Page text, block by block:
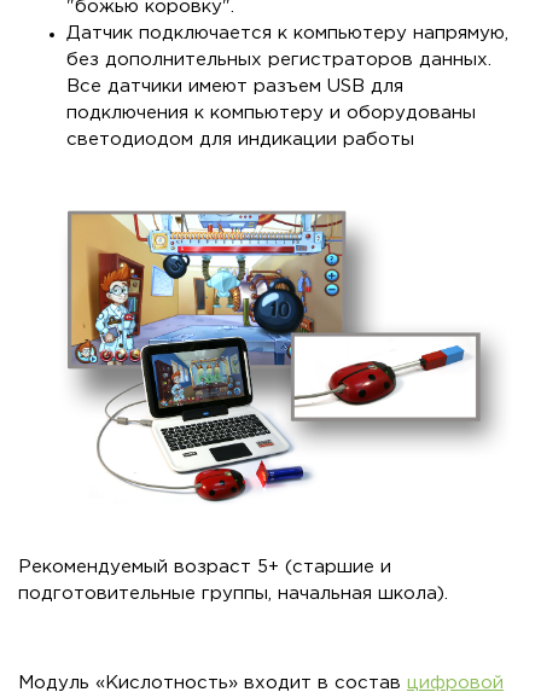
"божью коровку".
Датчик подключается к компьютеру напрямую,
без дополнительных регистраторов данных.
Все датчики имеют разъем USB для
подключения к компьютеру и оборудованы
светодиодом для индикации работы
Рекомендуемый возраст 5+ (старшие и
подготовительные группы, начальная школа).
Модуль «Кислотность» входит в состав цифровой